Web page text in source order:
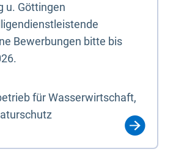
u. Göttingen
Bewerbungen bitte bis
für Wasserwirtschaft,